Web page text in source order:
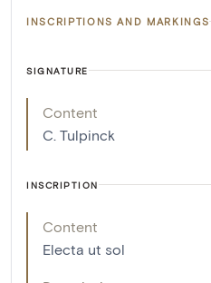
INSCRIPTIONS AND MARKINGS
SIGNATURE
Content
C. Tulpinck
INSCRIPTION
Content
Electa ut sol